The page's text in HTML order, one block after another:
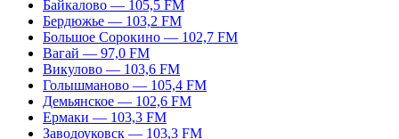
Байкалово — 105,5 FM
Бердюжье — 103,2 FM
Большое Сорокино — 102,7 FM
Вагай — 97,0 FM
Викулово — 103,6 FM
Голышманово — 105,4 FM
Демьянское — 102,6 FM
Ермаки — 103,3 FM
Заводоуковск — 103,3 FM